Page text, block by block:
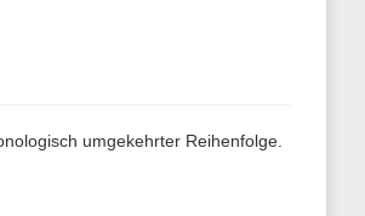
umgekehrter Reihenfolge.